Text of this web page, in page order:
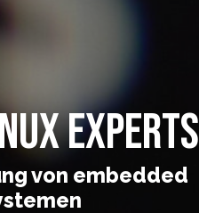
Experts
von embedded